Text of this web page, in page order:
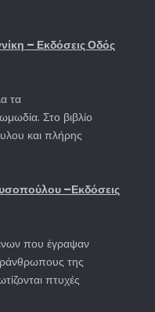
– Εκδόσεις Οδός
τα
Στο βιβλίο
και πλήρης
–Εκδόσεις
που έγραψαν
της
πτυχές